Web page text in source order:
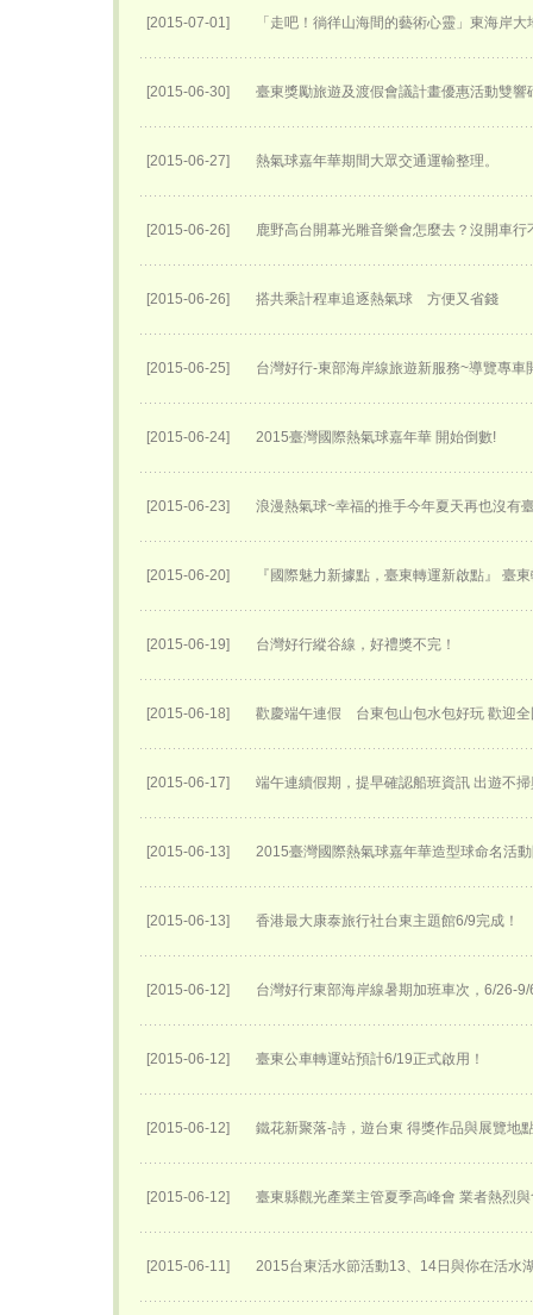
[2015-07-01] 「走吧！徜徉山海間的藝術心靈」東海岸
[2015-06-30] 臺東獎勵旅遊及渡假會議計畫優惠活動雙響
[2015-06-27] 熱氣球嘉年華期間大眾交通運輸整理。
[2015-06-26] 鹿野高台開幕光雕音樂會怎麼去？沒開車行
[2015-06-26] 搭共乘計程車追逐熱氣球 方便又省錢
[2015-06-25] 台灣好行-東部海岸線旅遊新服務~導覽專車
[2015-06-24] 2015臺灣國際熱氣球嘉年華 開始倒數!
[2015-06-23] 浪漫熱氣球~幸福的推手今年夏天再也沒有
[2015-06-20] 『國際魅力新據點，臺東轉運新啟點』 臺東
[2015-06-19] 台灣好行縱谷線，好禮獎不完！
[2015-06-18] 歡慶端午連假 台東包山包水包好玩 歡迎全
[2015-06-17] 端午連續假期，提早確認船班資訊 出遊不
[2015-06-13] 2015臺灣國際熱氣球嘉年華​造型球命名活
[2015-06-13] 香港最大康泰旅行社台東主題館6/9完成！
[2015-06-12] 台灣好行東部海岸線暑期加班車次，6/26-
[2015-06-12] 臺東公車轉運站預計6/19正式啟用！
[2015-06-12] 鐵花新聚落-詩，遊台東 得獎作品與展覽地
[2015-06-12] 臺東縣觀光產業主管夏季高峰會 業者熱烈
[2015-06-11] 2015台東活水節活動13、14日與你在活水